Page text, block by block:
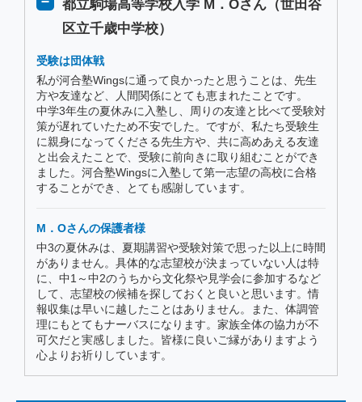
都立駒場高等学校入学 M．Oさん（世田谷
区立千歳中学校）
受験は団体戦
私が河合塾Wingsに通って良かったと思うことは、先生
方や友達など、人間関係にとても恵まれたことです。
中学3年生の夏休みに入塾し、周りの友達と比べて受験対
策が遅れていたため不安でした。ですが、私たち受験生
に親身になってくださる先生方や、共に高めあえる友達
と出会えたことで、受験に前向きに取り組むことができ
ました。河合塾Wingsに入塾して第一志望の高校に合格
することができ、とても感謝しています。
M．Oさんの保護者様
中3の夏休みは、夏期講習や受験対策で思った以上に時間
がありません。具体的な志望校が決まっていない人は特
に、中1～中2のうちから文化祭や見学会に参加するなど
して、志望校の候補を探しておくと良いと思います。情
報収集は早いに越したことはありません。また、体調管
理にもとてもナーバスになります。家族全体の協力が不
可欠だと実感しました。皆様に良いご縁がありますよう
心よりお祈りしています。